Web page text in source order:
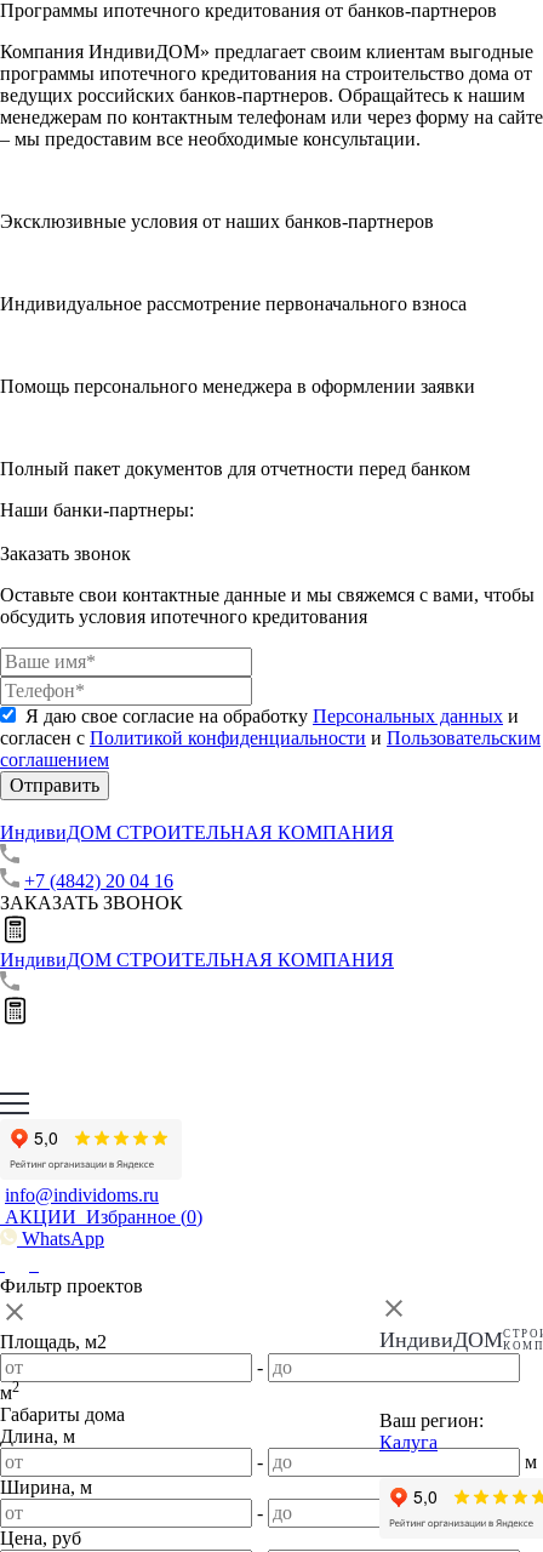
Программы ипотечного кредитования от банков-партнеров
Компания ИндивиДОМ» предлагает своим клиентам выгодные
программы ипотечного кредитования на строительство дома от
ведущих российских банков-партнеров. Обращайтесь к нашим
менеджерам по контактным телефонам или через форму на сайте
– мы предоставим все необходимые консультации.
Эксклюзивные условия от наших банков-партнеров
Индивидуальное рассмотрение первоначального взноса
Помощь персонального менеджера в оформлении заявки
Полный пакет документов для отчетности перед банком
Наши банки-партнеры:
Заказать звонок
Оставьте свои контактные данные и мы свяжемся с вами, чтобы
обсудить условия ипотечного кредитования
Я даю свое согласие на обработку Персональных данных и
согласен с Политикой конфиденциальности и Пользовательским
соглашением
Отправить
ИндивиДОМ СТРОИТЕЛЬНАЯ КОМПАНИЯ
+7 (4842) 20 04 16
ЗАКАЗАТЬ ЗВОНОК
ИндивиДОМ СТРОИТЕЛЬНАЯ КОМПАНИЯ
info@individoms.ru
АКЦИИ Избранное (0)
WhatsApp
ИндивиДОМ
Ваш регион:
Калуга
Фильтр проектов
Площадь, м2
-
м2
Габариты дома
Длина, м
-
м
Ширина, м
-
Цена, руб